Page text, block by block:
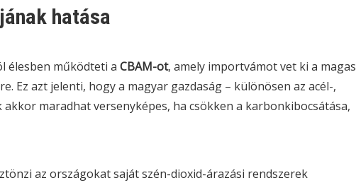
hatása
élesben működteti a CBAM-ot, amely importvámot vet ki a magas
Ez azt jelenti, hogy a magyar gazdaság – különösen az acél-,
maradhat versenyképes, ha csökken a karbonkibocsátása,
az országokat saját szén-dioxid-árazási rendszerek